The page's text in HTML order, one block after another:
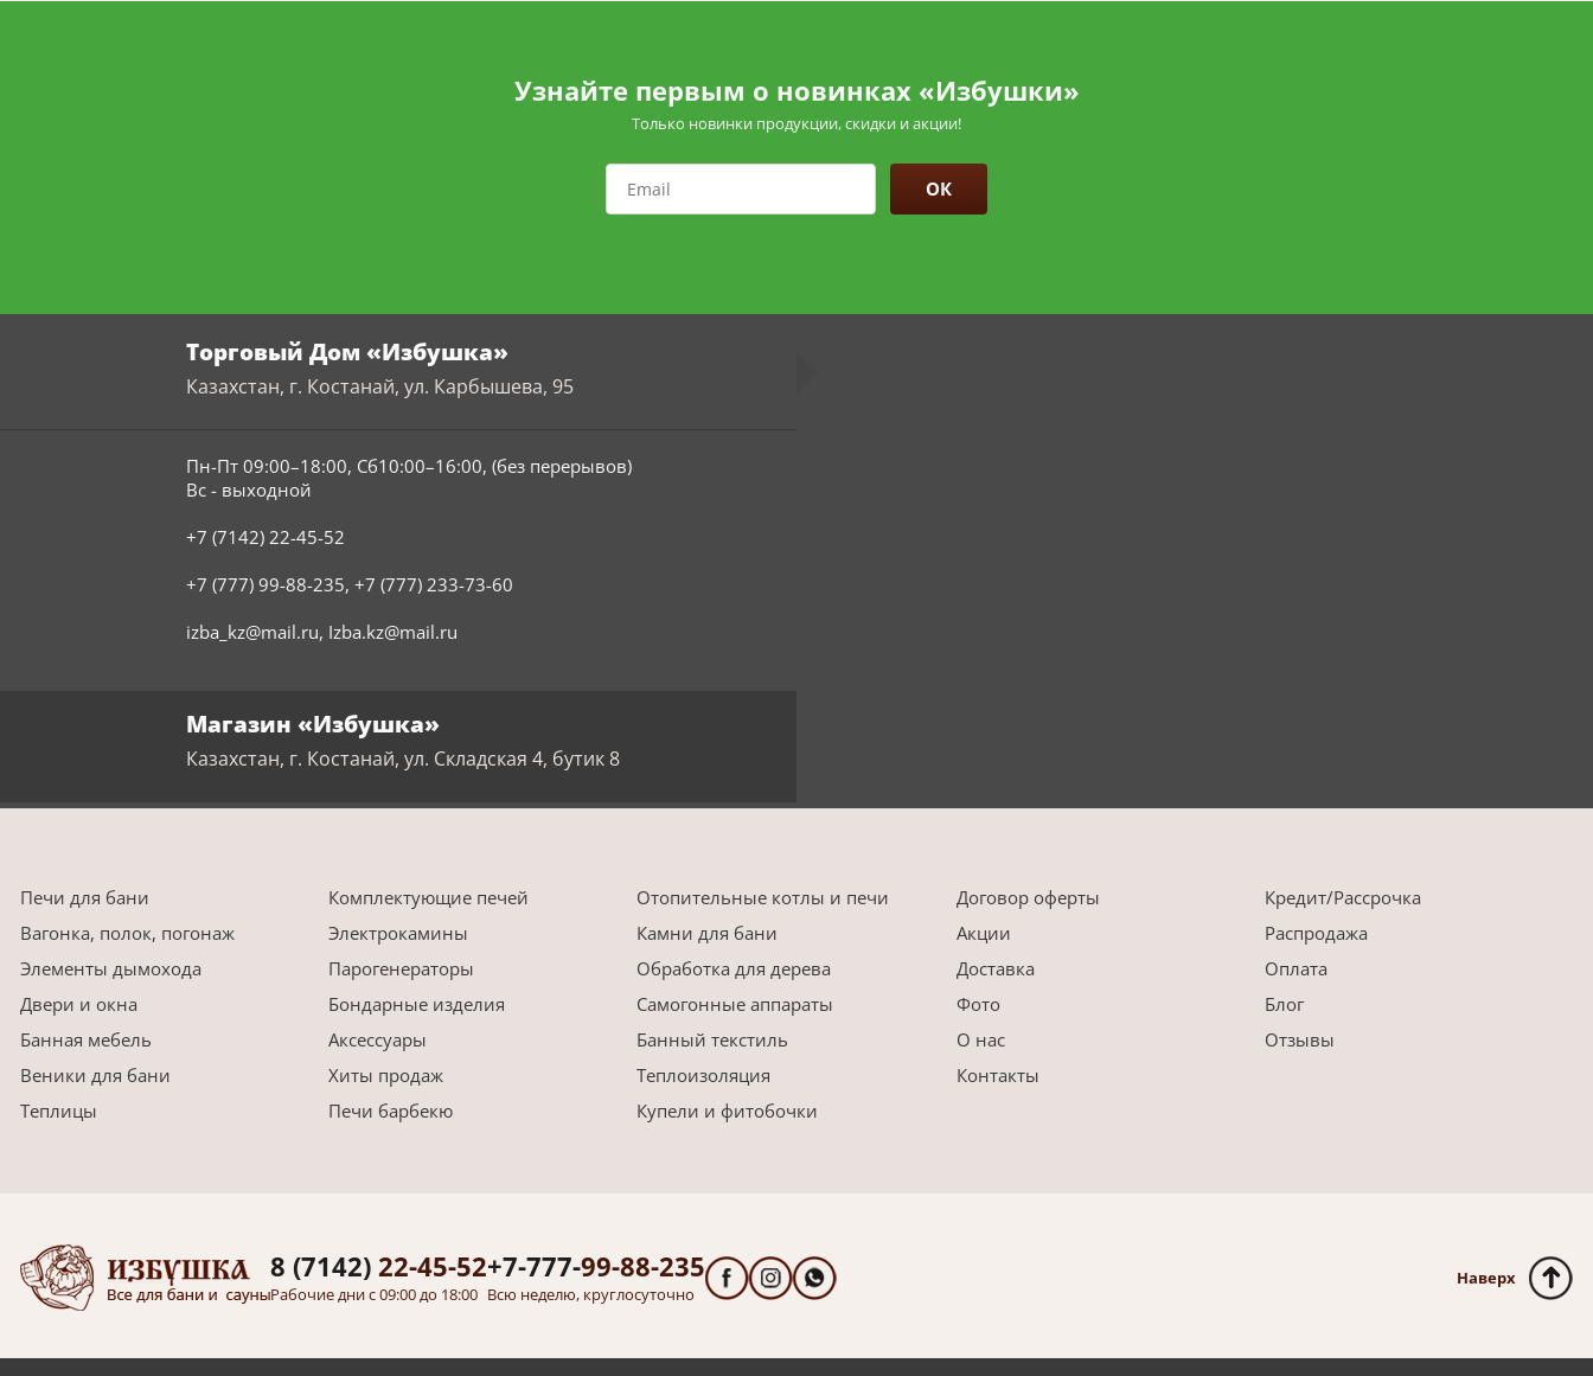
Узнайте первым о новинках «Избушки»
Только новинки продукции, скидки и акции!
ОК
Торговый Дом «Избушка»
Казахстан, г. Костанай, ул. Карбышева, 95
Пн-Пт 09:00–18:00, Сб10:00–16:00, (без перерывов)
Вс - выходной
+7 (7142) 22-45-52
+7 (777) 99-88-235, +7 (777) 233-73-60
izba_kz@mail.ru, Izba.kz@mail.ru
Магазин «Избушка»
Казахстан, г. Костанай, ул. Складская 4, бутик 8
Печи для бани Комплектующие печей
Отопительные котлы и печи
Вагонка, полок, погонаж
Электрокамины
Камни для бани
Элементы дымохода
Парогенераторы
Обработка для дерева
Двери и окна
Бондарные изделия
Самогонные аппараты
Банная мебель
Аксессуары
Банный текстиль
Веники для бани
Хиты продаж
Теплоизоляция
Теплицы
Печи барбекю Купели и фитобочки
Договор оферты
Кредит/Рассрочка
Акции
Распродажа
Доставка
Оплата
Фото
Блог
О нас
Отзывы
Контакты
8 (7142) 22-45-52
Рабочие дни с 09:00 до 18:00
+7-777-99-88-235
Всю неделю, круглосуточно
Наверх